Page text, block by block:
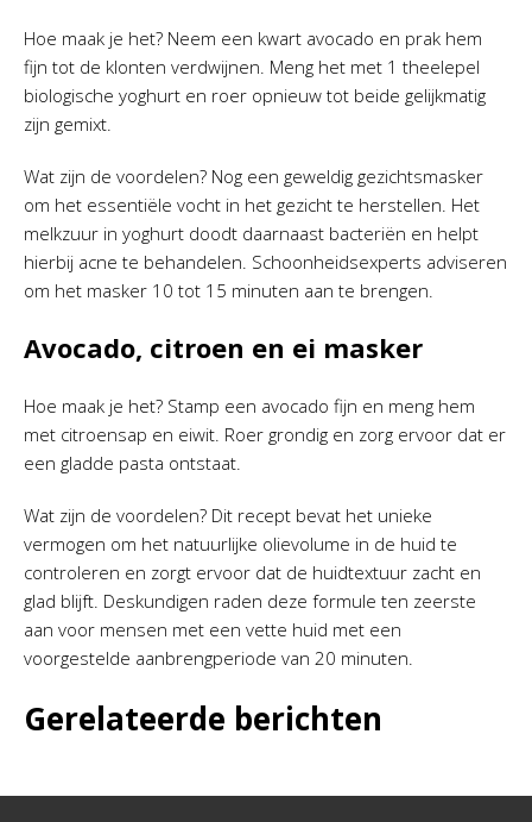
Hoe maak je het? Neem een kwart avocado en prak hem
fijn tot de klonten verdwijnen. Meng het met 1 theelepel
biologische yoghurt en roer opnieuw tot beide gelijkmatig
zijn gemixt.
Wat zijn de voordelen? Nog een geweldig gezichtsmasker
om het essentiële vocht in het gezicht te herstellen. Het
melkzuur in yoghurt doodt daarnaast bacteriën en helpt
hierbij acne te behandelen. Schoonheidsexperts adviseren
om het masker 10 tot 15 minuten aan te brengen.
Avocado, citroen en ei masker
Hoe maak je het? Stamp een avocado fijn en meng hem
met citroensap en eiwit. Roer grondig en zorg ervoor dat er
een gladde pasta ontstaat.
Wat zijn de voordelen? Dit recept bevat het unieke
vermogen om het natuurlijke olievolume in de huid te
controleren en zorgt ervoor dat de huidtextuur zacht en
glad blijft. Deskundigen raden deze formule ten zeerste
aan voor mensen met een vette huid met een
voorgestelde aanbrengperiode van 20 minuten.
Gerelateerde berichten